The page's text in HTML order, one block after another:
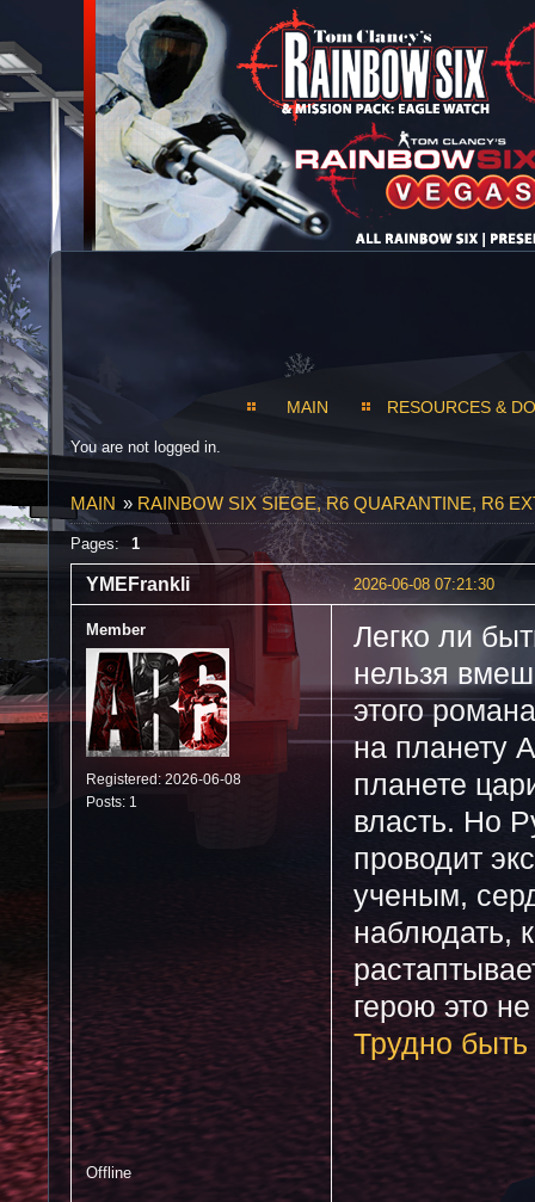
MAIN RESOURCES &
You are not logged in.
MAIN » RAINBOW SIX SIEGE, R6 QUARANTINE, R6
Pages: 1
2026-06-08 07:21:30
YMEFrankli
Member
Registered: 2026-06-08
Posts: 1
Легко ли
нельзя
этого
на планету
планете
власть. Но
проводит
ученым,
наблюдать,
герою это
Трудно быть
Offline